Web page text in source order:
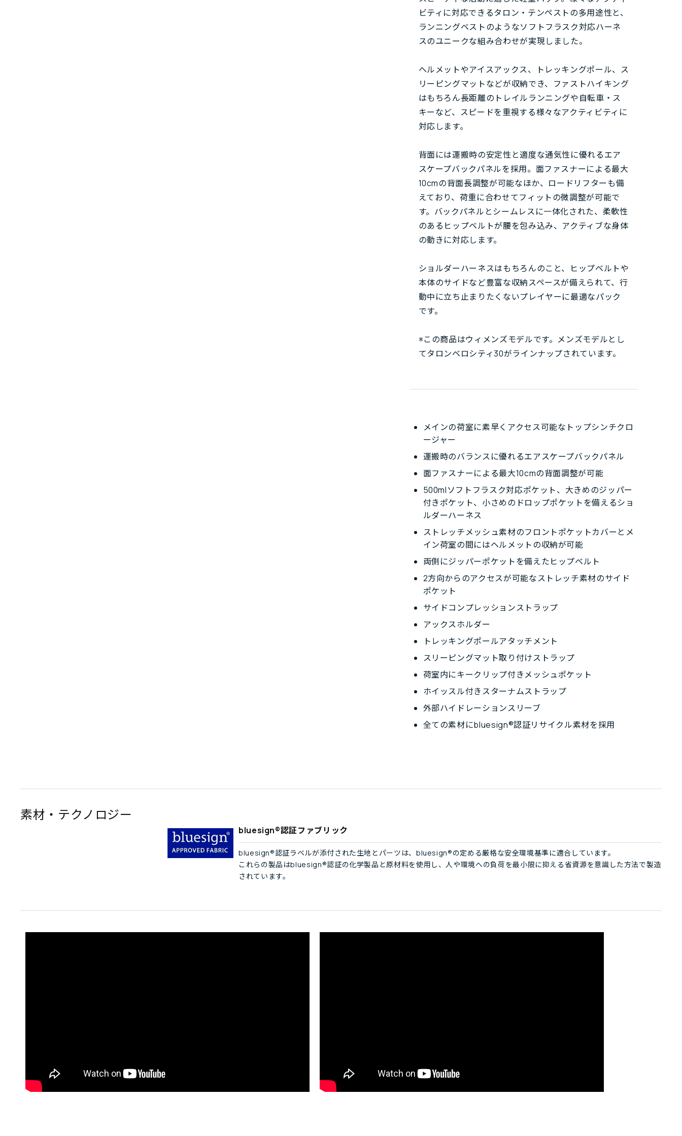
ビティに対応できるタロン・テンペストの多用途性と、
ランニングベストのようなソフトフラスク対応ハーネ
スのユニークな組み合わせが実現しました。
ヘルメットやアイスアックス、トレッキングポール、ス
リーピングマットなどが収納でき、ファストハイキング
はもちろん長距離のトレイルランニングや自転車・ス
キーなど、スピードを重視する様々なアクティビティに
対応します。
背面には運搬時の安定性と適度な通気性に優れるエア
スケープバックパネルを採用。面ファスナーによる最大
10cmの背面長調整が可能なほか、ロードリフターも備
えており、荷重に合わせてフィットの微調整が可能で
す。バックパネルとシームレスに一体化された、柔軟性
のあるヒップベルトが腰を包み込み、アクティブな身体
の動きに対応します。
ショルダーハーネスはもちろんのこと、ヒップベルトや
本体のサイドなど豊富な収納スペースが備えられて、行
動中に立ち止まりたくないプレイヤーに最適なパック
です。
※この商品はウィメンズモデルです。メンズモデルとし
てタロンベロシティ30がラインナップされています。
メインの荷室に素早くアクセス可能なトップシンチクロ
ージャー
運搬時のバランスに優れるエアスケープバックパネル
面ファスナーによる最大10cmの背面調整が可能
500mlソフトフラスク対応ポケット、大きめのジッパー
付きポケット、小さめのドロップポケットを備えるショ
ルダーハーネス
ストレッチメッシュ素材のフロントポケットカバーとメ
イン荷室の間にはヘルメットの収納が可能
両側にジッパーポケットを備えたヒップベルト
2方向からのアクセスが可能なストレッチ素材のサイド
ポケット
サイドコンプレッションストラップ
アックスホルダー
トレッキングポールアタッチメント
スリーピングマット取り付けストラップ
荷室内にキークリップ付きメッシュポケット
ホイッスル付きスターナムストラップ
外部ハイドレーションスリーブ
全ての素材にbluesign®認証リサイクル素材を採用
素材・テクノロジー
bluesign®認証ファブリック
bluesign®認証ラベルが添付された生地とパーツは、bluesign®の定める厳格な安全環境基準に適合しています。
これらの製品はbluesign®認証の化学製品と原材料を使用し、人や環境への負荷を最小限に抑える省資源を意識した方法で製造
されています。